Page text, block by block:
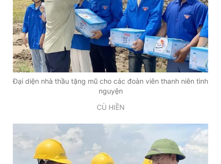
Đại diện nhà thầu tặng mũ cho các đoàn viên thanh niên tình
nguyện
CÙ HIỀN